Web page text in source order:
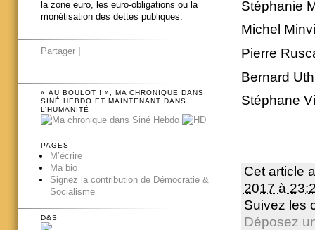
Stéphanie
Michel
Pierre
Bernard
Stéphane
Cet article
2017 à
Suivez les
Déposez
la zone euro, les euro-obligations ou la
monétisation des dettes publiques.
Partager
« AU BOULOT ! », MA CHRONIQUE DANS
SINÉ HEBDO ET MAINTENANT DANS
L’HUMANITÉ
PAGES
M’écrire
Ma bio
Signez la contribution de Démocratie &
Socialisme
D&S